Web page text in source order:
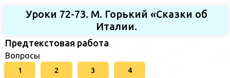
Уроки 72-73. М. Горький «Сказки об
Италии.
Предтекстовая работа
Вопросы
1 2 3 4